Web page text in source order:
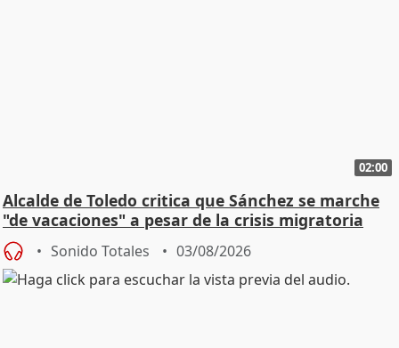
02:00
Alcalde de Toledo critica que Sánchez se marche
"de vacaciones" a pesar de la crisis migratoria
Sonido Totales 03/08/2026